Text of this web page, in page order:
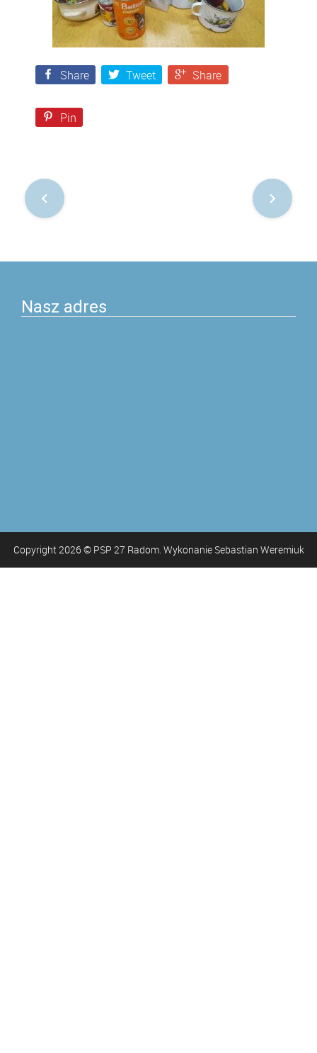
Share Tweet Share
Pin
Nawigacja
postach
Nasz adres
Copyright2026© PSP 27 Radom. Wykonanie Sebastian Weremiuk